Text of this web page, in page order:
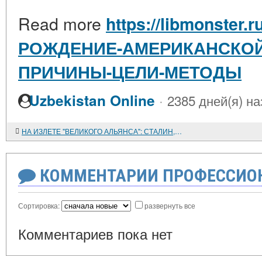
Read more https://
РОЖДЕНИЕ-
ПРИЧИНЫ-ЦЕЛИ-МЕТОДЫ
Uzbekistan Online · 2385 дней(я)
НА ИЗЛЕТЕ "ВЕЛИКОГО АЛЬЯНСА": СТАЛИН, ТРУМЭН И ЧЕРЧИЛЛЬ В КОНЦЕ ВТОРОЙ МИРОВОЙ ВОЙНЫ (ПО НОВЫМ ДОКУМЕНТАМ)
КОММЕНТАРИИ
Сортировка: развернуть все
Комментариев пока нет